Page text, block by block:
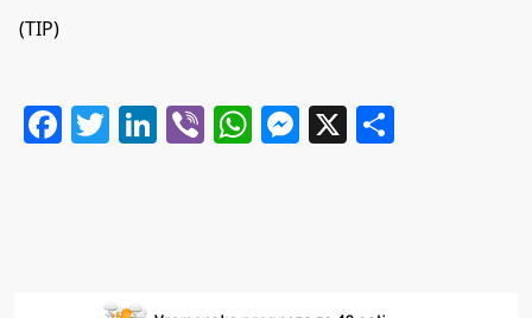
(TIP)
Facebook
Twitter
LinkedIn
ViberWhatsApp
Messenger
X